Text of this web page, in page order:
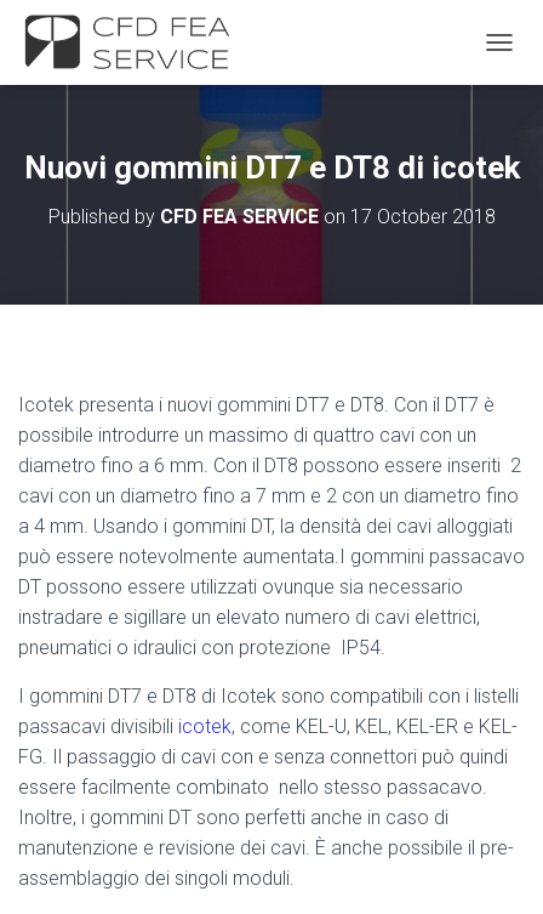
Nuovi gommini DT7 e DT8 di icotek
Published by CFD FEA SERVICEon 17 October 2018
Icotek presenta i nuovi gommini DT7 e DT8. Con il DT7 è
possibile introdurre un massimo di quattro cavi con un
diametro fino a 6 mm. Con il DT8 possono essere inseriti 2
cavi con un diametro fino a 7 mm e 2 con un diametro fino
a 4 mm. Usando i gommini DT, la densità dei cavi alloggiati
può essere notevolmente aumentata.I gommini passacavo
DT possono essere utilizzati ovunque sia necessario
instradare e sigillare un elevato numero di cavi elettrici,
pneumatici o idraulici con protezione IP54.
I gommini DT7 e DT8 di Icotek sono compatibili con i listelli
passacavi divisibili icotek, come KEL-U, KEL, KEL-ER e KEL-
FG. Il passaggio di cavi con e senza connettori può quindi
essere facilmente combinato nello stesso passacavo.
Inoltre, i gommini DT sono perfetti anche in caso di
manutenzione e revisione dei cavi. È anche possibile il pre-
assemblaggio dei singoli moduli.